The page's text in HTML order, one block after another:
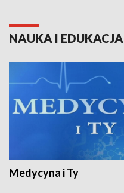
NAUKA I EDUKACJA
Medycyna i Ty